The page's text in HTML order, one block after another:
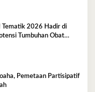
Tematik 2026 Hadir di
Tumbuhan Obat
Pemetaan Partisipatif